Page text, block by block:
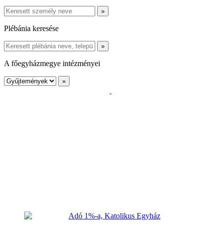
Plébánia keresése
A főegyházmegye intézményei